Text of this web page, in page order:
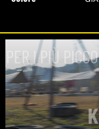
PER I PIÙ